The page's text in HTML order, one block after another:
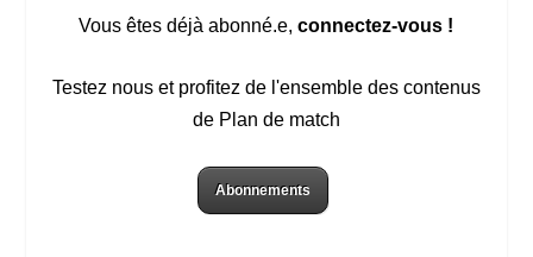
Vous êtes déjà abonné.e,connectez-vous !
Testez nous et profitez de l'ensemble des contenus
de Plan de match
Abonnements